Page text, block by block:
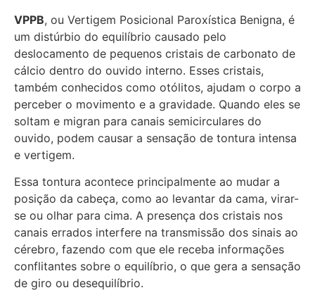
VPPB, ou Vertigem Posicional Paroxística Benigna, é
um distúrbio do equilíbrio causado pelo
deslocamento de pequenos cristais de carbonato de
cálcio dentro do ouvido interno. Esses cristais,
também conhecidos como otólitos, ajudam o corpo a
perceber o movimento e a gravidade. Quando eles se
soltam e migran para canais semicirculares do
ouvido, podem causar a sensação de tontura intensa
e vertigem.
Essa tontura acontece principalmente ao mudar a
posição da cabeça, como ao levantar da cama, virar-
se ou olhar para cima. A presença dos cristais nos
canais errados interfere na transmissão dos sinais ao
cérebro, fazendo com que ele receba informações
conflitantes sobre o equilíbrio, o que gera a sensação
de giro ou desequilíbrio.